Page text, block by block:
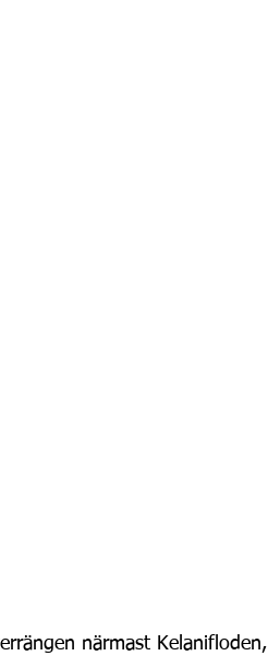
närmast Kelanifloden,